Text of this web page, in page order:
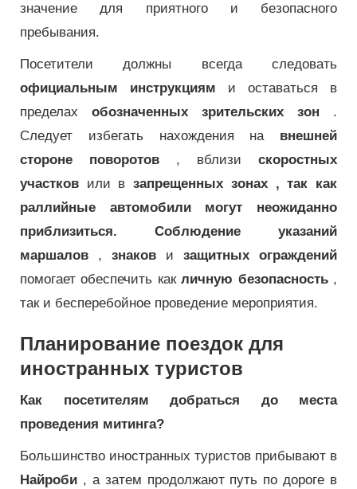
значение для приятного и безопасного
пребывания.
Посетители должны всегда следовать
официальным инструкциям и оставаться в
пределах обозначенных зрительских зон .
Следует избегать нахождения на внешней
стороне поворотов , вблизи скоростных
участков или взапрещенных зонах , так как
раллийные автомобили могут неожиданно
приблизиться. Соблюдение указаний
маршалов , знаков и защитных ограждений
помогает обеспечить какличную безопасность,
так и бесперебойное проведение мероприятия.
Планирование поездок для
иностранных туристов
Как посетителям добраться до места
проведения митинга?
Большинство иностранных туристов прибывают в
Найроби , а затем продолжают путь по дороге в